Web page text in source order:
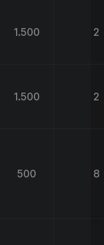
1.500 2
1.500 2
500 8